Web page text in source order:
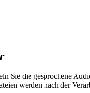
Sie die gesprochene
werden nach der